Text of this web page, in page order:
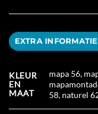
EXTRA INFORMATIE
KLEUR
EN
MAAT
mapa 56,
58, naturel